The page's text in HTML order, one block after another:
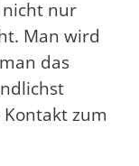
nur
Man wird
das
zum